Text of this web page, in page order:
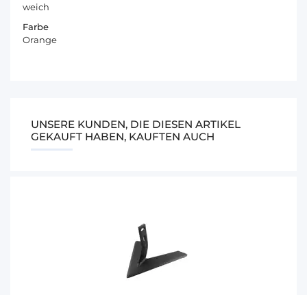
weich
Farbe
Orange
UNSERE KUNDEN, DIE DIESEN ARTIKEL
GEKAUFT HABEN, KAUFTEN AUCH